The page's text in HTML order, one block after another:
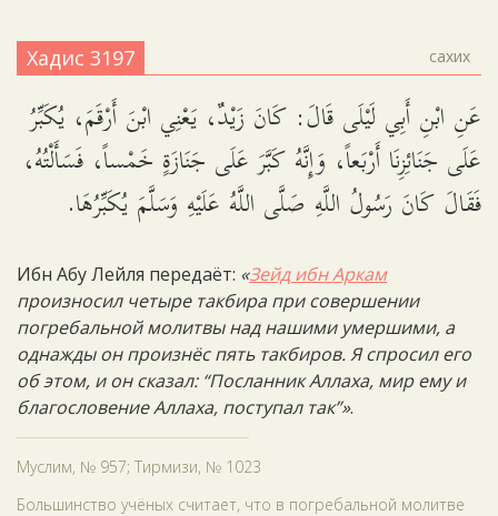
Хадис 3197 сахих
عَنِ ابْنِ أَبِي لَيْلَى قَالَ: كَانَ زَيْدٌ، يَعْنِي ابْنَ أَرْقَمَ، يُكَبِّرُ
عَلَى جَنَائِزِنَا أَرْبَعاً، وَإِنَّهُ كَبَّرَ عَلَى جَنَازَةٍ خَمْساً، فَسَأَلْتُهُ،
فَقَالَ كَانَ رَسُولُ اللَّهِ صَلَّى اللَّهُ عَلَيْهِ وَسَلَّمَ يُكَبِّرُهَا.
Ибн Абу Лейля передаёт: «Зейд ибн Аркам
произносил четыре такбира при совершении
погребальной молитвы над нашими умершими, а
однажды он произнёс пять такбиров. Я спросил его
об этом, и он сказал: “Посланник Аллаха, мир ему и
благословение Аллаха, поступал так”».
Муслим, № 957; Тирмизи, № 1023
Большинство учёных считает, что в погребальной молитве